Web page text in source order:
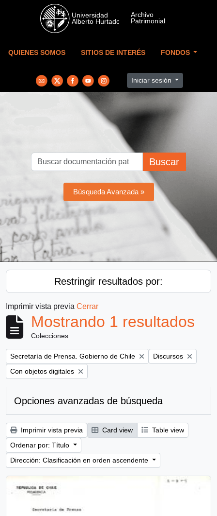
Skip to main content
QUIENES SOMOS SITIOS DE INTERÉS FONDOS
Iniciar sesión
Buscar
Búsqueda Avanzada »
Restringir resultados por:
Imprimir vista previa Cerrar
Mostrando 1 resultados
Colecciones
Remove filter:
Secretaría de Prensa. Gobierno de Chile Remove filter:
Discursos
Remove filter:
Con objetos digitales
Opciones avanzadas de búsqueda
Imprimir vista previa Card view
Table view
Ordenar por: Título
Dirección: Clasificación en orden ascendente